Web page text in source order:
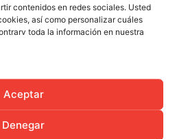
contenidos en redes sociales. Usted
así como personalizar cuáles
toda la información en nuestra
Aceptar
Denegar